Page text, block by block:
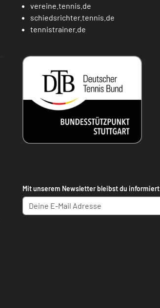
vereine.tennis.de
schiedsrichter.tennis.de
tennistrainer.de
Mit unserem Newsletter bleibst du informiert